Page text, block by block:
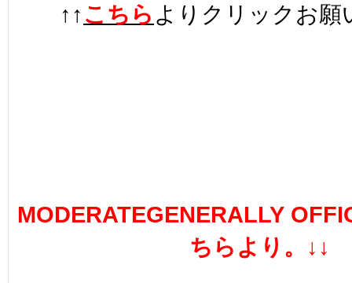
↑↑ こちら よりクリックお願
MODERATEGENERALLY
ちらより。↓↓